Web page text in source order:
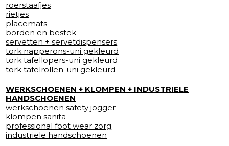
roerstaafjes
rietjes
placemats
borden en bestek
servetten + servetdispensers
tork napperons-uni gekleurd
tork tafellopers-uni gekleurd
tork tafelrollen-uni gekleurd
WERKSCHOENEN + KLOMPEN + INDUSTRIELE
HANDSCHOENEN
werkschoenen safety jogger
klompen sanita
professional foot wear zorg
industriele handschoenen